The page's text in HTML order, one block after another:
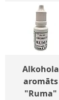
Alkohola
aromāts
"Ruma"